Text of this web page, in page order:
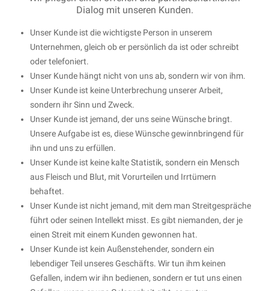
Dialog mit unseren Kunden.
Unser Kunde ist die wichtigste Person in unserem
Unternehmen, gleich ob er persönlich da ist oder schreibt
oder telefoniert.
Unser Kunde hängt nicht von uns ab, sondern wir von ihm.
Unser Kunde ist keine Unterbrechung unserer Arbeit,
sondern ihr Sinn und Zweck.
Unser Kunde ist jemand, der uns seine Wünsche bringt.
Unsere Aufgabe ist es, diese Wünsche gewinnbringend für
ihn und uns zu erfüllen.
Unser Kunde ist keine kalte Statistik, sondern ein Mensch
aus Fleisch und Blut, mit Vorurteilen und Irrtümern
behaftet.
Unser Kunde ist nicht jemand, mit dem man Streitgespräche
führt oder seinen Intellekt misst. Es gibt niemanden, der je
einen Streit mit einem Kunden gewonnen hat.
Unser Kunde ist kein Außenstehender, sondern ein
lebendiger Teil unseres Geschäfts. Wir tun ihm keinen
Gefallen, indem wir ihn bedienen, sondern er tut uns einen